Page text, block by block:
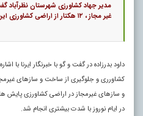
مدیر جهاد کشاورزی شهرستان
غیر مجاز ، ۱۲ هکتار از اراضی کشاورزی این شهرستان آزادی سازی شد.
داود بدرزاده در گفت و گو با خبرنگار ایرنا با
کشاورری و جلوگیری از ساخت و سازهای
در ایام نوروز با شدت بیشتری انجام شد.